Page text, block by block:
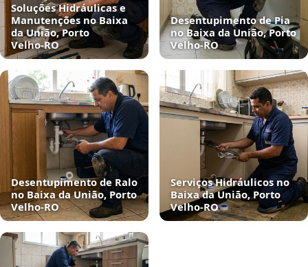
Soluções Hidráulicas e
Manutenções no Baixa
da União, Porto
Velho‑RO
Desentupimento de Pia
no Baixa da União, Porto
Velho‑RO
Desentupimento de Ralo
no Baixa da União, Porto
Velho‑RO
Serviços Hidráulicos no
Baixa da União, Porto
Velho‑RO